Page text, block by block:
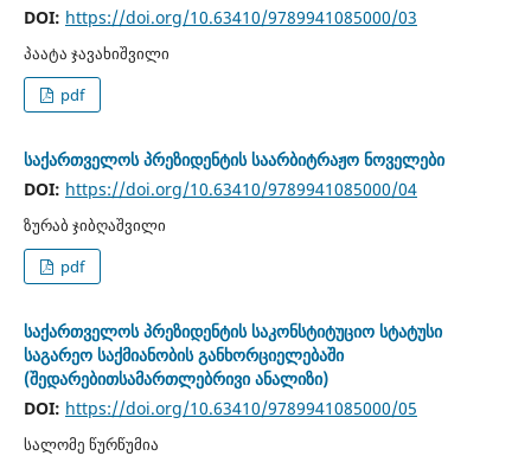
DOI: https://doi.org/10.63410/9789941085000/03
პაატა ჯავახიშვილი
pdf
საქართველოს პრეზიდენტის საარბიტრაჟო ნოველები
DOI: https://doi.org/10.63410/9789941085000/04
ზურაბ ჯიბღაშვილი
pdf
საქართველოს პრეზიდენტის საკონსტიტუციო სტატუსი
საგარეო საქმიანობის განხორციელებაში
(შედარებითსამართლებრივი ანალიზი)
DOI: https://doi.org/10.63410/9789941085000/05
სალომე წურწუმია